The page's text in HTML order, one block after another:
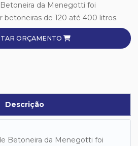
da Menegotti foi
betoneiras de 120 até 400 litros.
ORÇAMENTO
Descrição
Betoneira da Menegotti foi